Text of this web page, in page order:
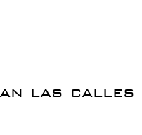
las calles